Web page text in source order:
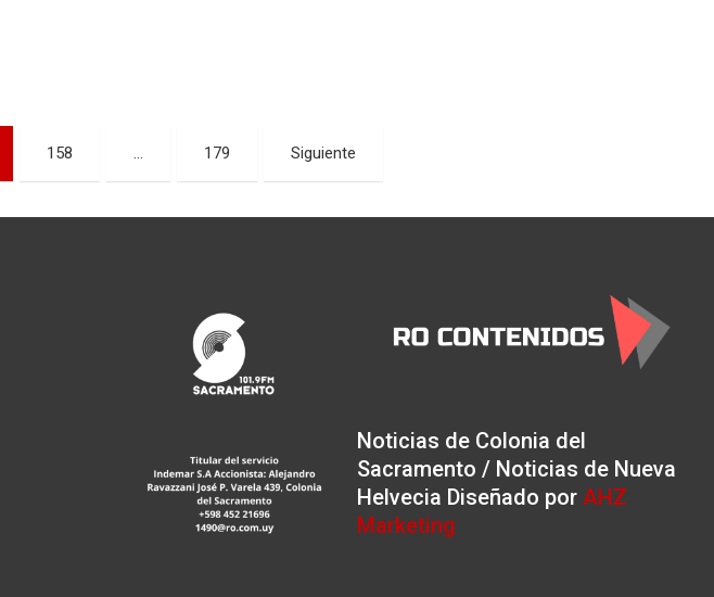
158 … 179 Siguiente
Noticias de Colonia del
Sacramento / Noticias de Nueva
Helvecia Diseñado por AHZ
Marketing